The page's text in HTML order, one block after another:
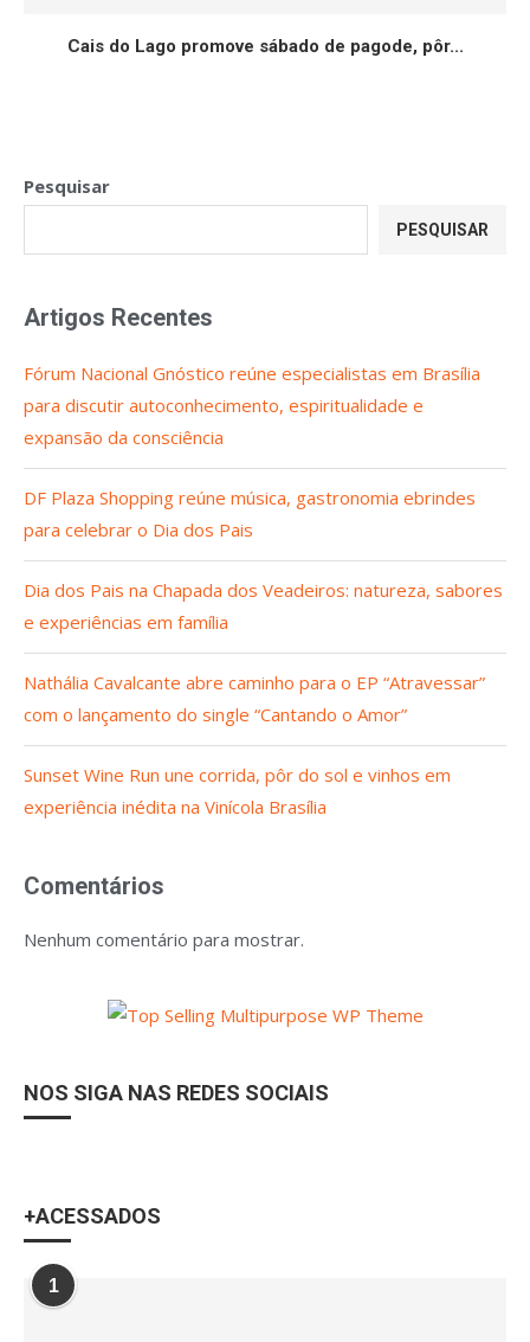
Cais do Lago promove sábado de pagode, pôr...
Pesquisar
PESQUISAR
Artigos Recentes
Fórum Nacional Gnóstico reúne especialistas em Brasília
para discutir autoconhecimento, espiritualidade e
expansão da consciência
DF Plaza Shopping reúne música, gastronomia ebrindes
para celebrar o Dia dos Pais
Dia dos Pais na Chapada dos Veadeiros: natureza, sabores
e experiências em família
Nathália Cavalcante abre caminho para o EP “Atravessar”
com o lançamento do single “Cantando o Amor”
Sunset Wine Run une corrida, pôr do sol e vinhos em
experiência inédita na Vinícola Brasília
Comentários
Nenhum comentário para mostrar.
NOS SIGA NAS REDES SOCIAIS
+ACESSADOS
1